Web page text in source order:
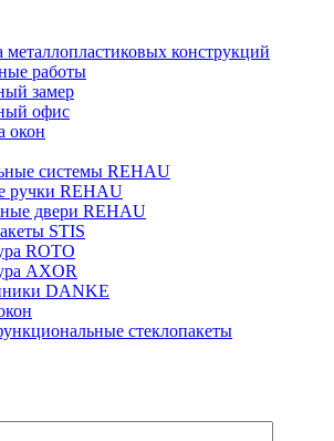
конструкций
работы
замер
офис
окон
системы REHAU
ручки REHAU
двери REHAU
STIS
ROTO
AXOR
DANKE
стеклопакеты